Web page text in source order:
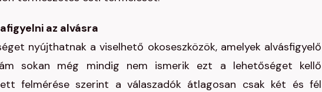
az alvásra
nyújthatnak a viselhető okoseszközök, amelyek alvásfigyelő
sokan még mindig nem ismerik ezt a lehetőséget kellő
felmérése szerint a válaszadók átlagosan csak két és fél